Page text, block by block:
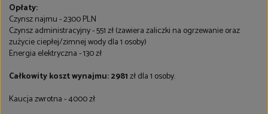
Opłaty:
Czynsz najmu - 2300 PLN
Czynsz administracyjny - 551 zł (zawiera zaliczki na ogrzewanie oraz
zużycie ciepłej/zimnej wody dla 1 osoby)
Energia elektryczna - 130 zł
Całkowity koszt wynajmu: 2981zł dla 1 osoby.
Kaucja zwrotna - 4000 zł